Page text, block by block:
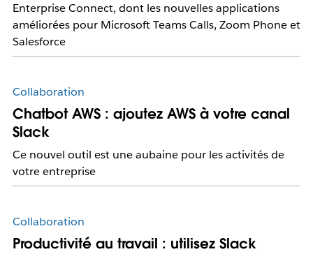
Enterprise Connect, dont les nouvelles applications
améliorées pour Microsoft Teams Calls, Zoom Phone et
Salesforce
Collaboration
Chatbot AWS : ajoutez AWS à votre canal
Slack
Ce nouvel outil est une aubaine pour les activités de
votre entreprise
Collaboration
Productivité au travail : utilisez Slack